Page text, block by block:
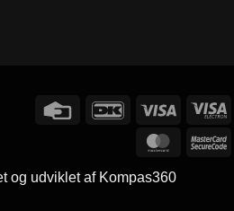
og udviklet af Kompas360
Credit
DanKort Visa